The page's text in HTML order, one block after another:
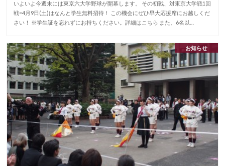
いよいよ今週末には東京六大学野球が開幕します。 その初戦、対東京大学戦1回
戦=4月9日(土)はなんと学生無料招待！ この機会にぜひ早大応援席にお越しくだ
さい！ ※学生証を忘れずにお持ちください。詳細はこちら また、6名以…
お知らせ